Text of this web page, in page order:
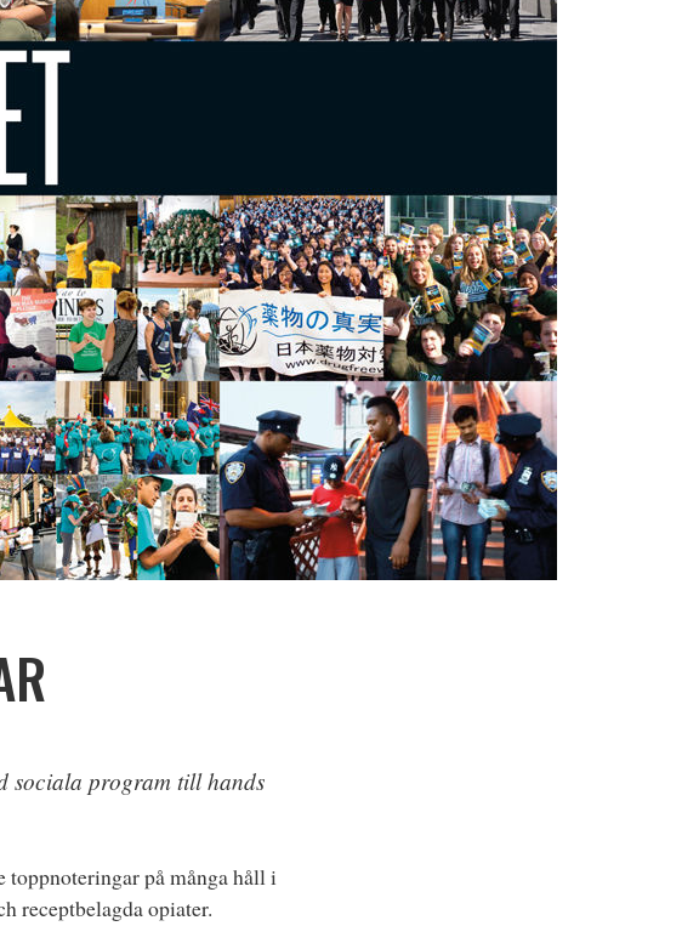
sociala program till hands
på många håll i
receptbelagda opiater.